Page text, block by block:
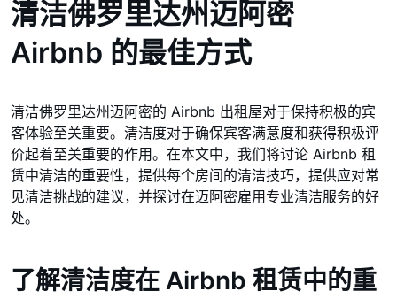
清洁佛罗里达州迈阿密
Airbnb 的最佳方式
清洁佛罗里达州迈阿密的 Airbnb 出租屋对于保持积极的宾
客体验至关重要。清洁度对于确保宾客满意度和获得积极评
价起着至关重要的作用。在本文中，我们将讨论 Airbnb 租
赁中清洁的重要性，提供每个房间的清洁技巧，提供应对常
见清洁挑战的建议，并探讨在迈阿密雇用专业清洁服务的好
处。
了解清洁度在 Airbnb 租赁中的重